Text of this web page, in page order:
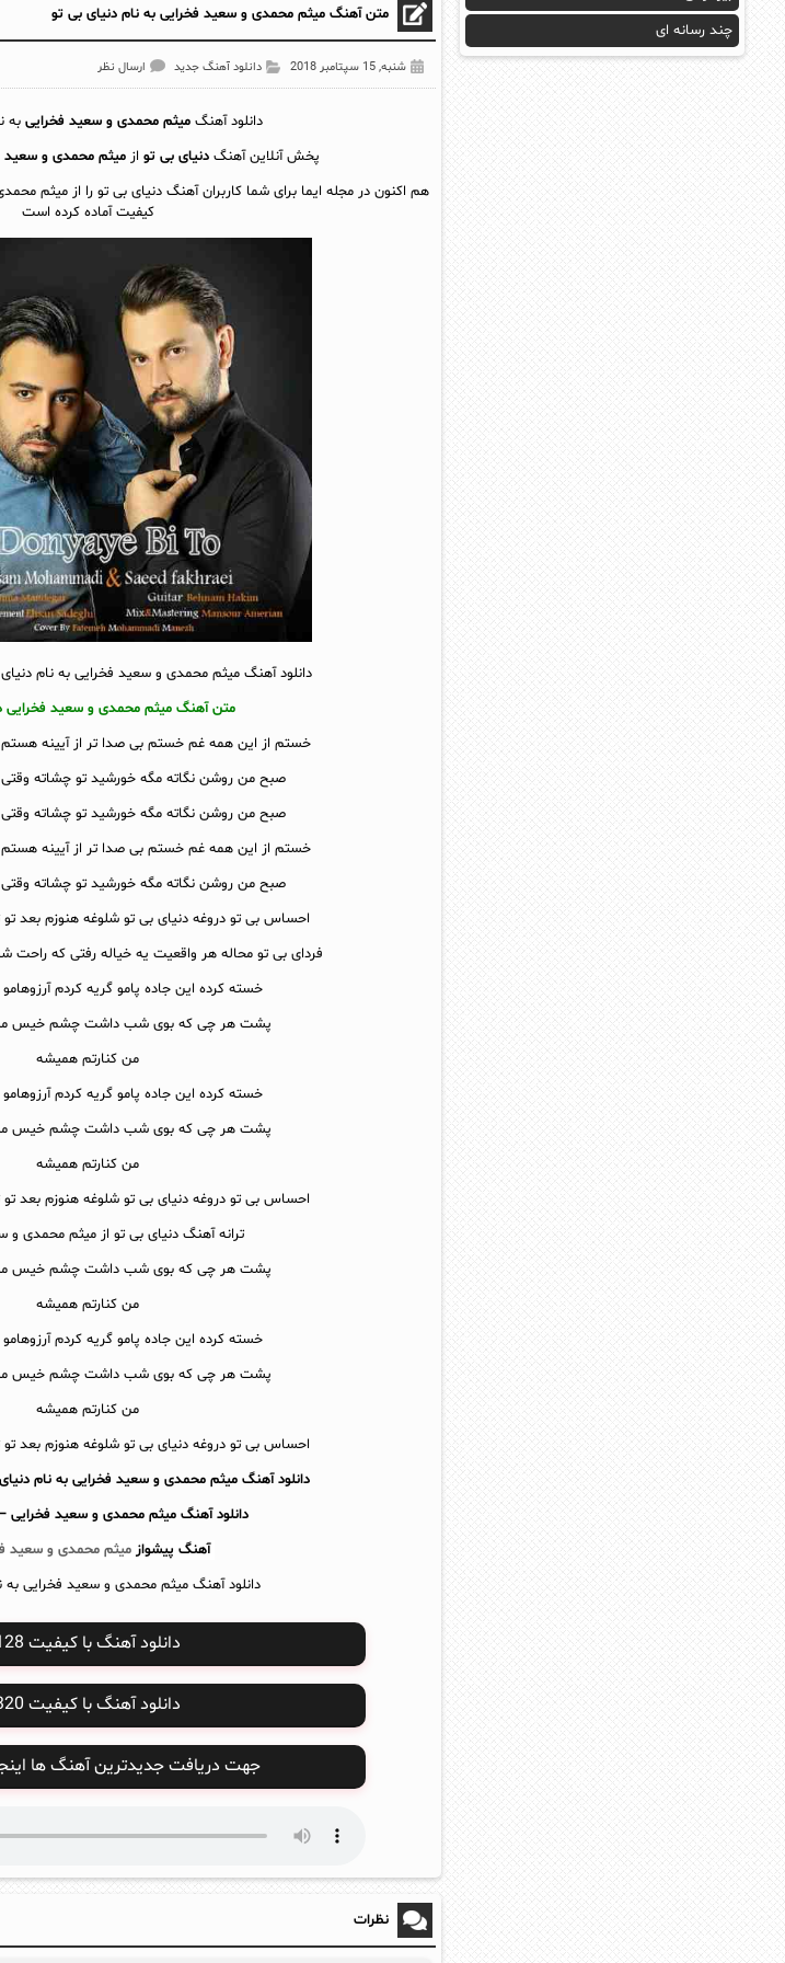
متن آهنگ میثم محمدی و سعید فخرایی به نام دنیای بی تو
شنبه, 15 سپتامبر 2018 دانلود آهنگ جدید ارسال نظر
دانلود آهنگ میثم محمدی و سعید فخرایی به
پخش آنلاين آهنگدنیای بی تو ازمیثم محمدی و سعید
هم اکنون در مجله ایما برای شما کاربران آهنگ دنیای بی تو را از میثم
کیفیت آماده کرده است
دانلود آهنگ میثم محمدی و سعید فخرایی به نام
متن آهنگ میثم محمدی و سعید فخرایی
خستم از این همه غم خستم بی صدا تر از آیینه
صبح من روشن نگاته مگه خورشید تو چشاته
صبح من روشن نگاته مگه خورشید تو چشاته
خستم از این همه غم خستم بی صدا تر از آیینه
صبح من روشن نگاته مگه خورشید تو چشاته
احساس بی تو دروغه دنیای بی تو شلوغه هنوزم بعد تو
فردای بی تو محاله هر واقعیت یه خیاله رفتی که
خسته کرده این جاده پامو گریه کردم
پشت هر چی که بوی شب داشت چشم خیس من
من کنارتم همیشه
خسته کرده این جاده پامو گریه کردم
پشت هر چی که بوی شب داشت چشم خیس من
من کنارتم همیشه
احساس بی تو دروغه دنیای بی تو شلوغه هنوزم بعد تو
ترانه آهنگ دنیای بی تو از میثم محمدی و
پشت هر چی که بوی شب داشت چشم خیس من
من کنارتم همیشه
خسته کرده این جاده پامو گریه کردم
پشت هر چی که بوی شب داشت چشم خیس من
من کنارتم همیشه
احساس بی تو دروغه دنیای بی تو شلوغه هنوزم بعد تو
دانلود آهنگ میثم محمدی و سعید فخرایی به نام
دانلود آهنگ میثم محمدی و سعید فخرایی
آهنگ پیشواز میثم محمدی و سعید
دانلود آهنگ میثم محمدی و سعید فخرایی به
دانلود آهنگ با کیفیت 128
دانلود آهنگ با کیفیت 320
جهت دریافت جدیدترین آهنگ ها
نظرات
چند رسانه ای